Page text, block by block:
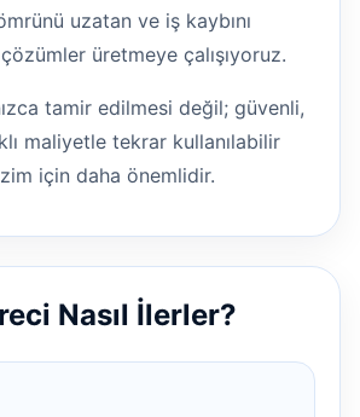
uzatan ve iş kaybını
üretmeye çalışıyoruz.
tamir edilmesi değil; güvenli,
maliyetle tekrar kullanılabilir
için daha önemlidir.
Nasıl İlerler?